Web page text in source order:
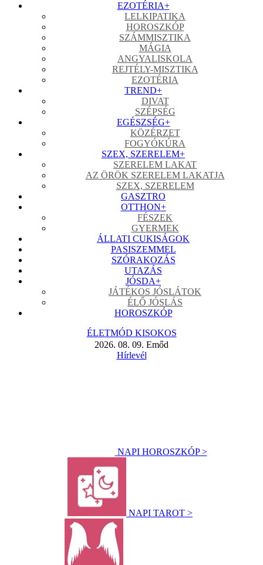
EZOTÉRIA+
LELKIPATIKA
HOROSZKÓP
SZÁMMISZTIKA
MÁGIA
ANGYALISKOLA
REJTÉLY-MISZTIKA
EZOTÉRIA
TREND+
DIVAT
SZÉPSÉG
EGÉSZSÉG+
KÖZÉRZET
FOGYÓKÚRA
SZEX, SZERELEM+
SZERELEM LAKAT
AZ ÖRÖK SZERELEM LAKATJA
SZEX, SZERELEM
GASZTRO
OTTHON+
FÉSZEK
GYERMEK
ÁLLATI CUKISÁGOK
PASISZEMMEL
SZÓRAKOZÁS
UTAZÁS
JÓSDA+
JÁTÉKOS JÓSLÁTOK
ÉLŐ JÓSLÁS
HOROSZKÓP
ÉLETMÓD KISOKOS
2026. 08. 09. Emőd
Hírlevél
NAPI HOROSZKÓP >
NAPI TAROT >